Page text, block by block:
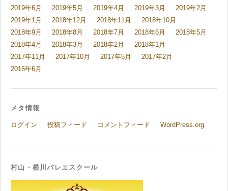
2019年6月
2019年5月 2019年4月 2019年3月
2019年2月
2019年1月
2018年12月 2018年11月
2018年10月
2018年9月
2018年8月 2018年7月 2018年6月
2018年5月
2018年4月
2018年3月 2018年2月
2018年1月
2017年11月
2017年10月 2017年5月
2017年2月
2016年6月
メタ情報
ログイン 投稿フィード コメントフィード WordPress.org
村山・横川バレエスクール